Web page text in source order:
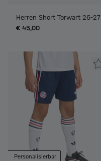
Herren Short Torwart 26-27
€ 45,00
Personalisierbar